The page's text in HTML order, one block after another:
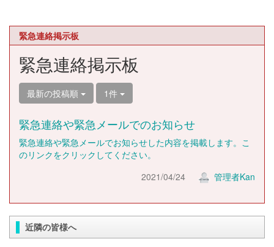
緊急連絡掲示板
緊急連絡掲示板
最新の投稿順 1件
緊急連絡や緊急メールでのお知らせ
緊急連絡や緊急メールでお知らせした内容を掲載します。こ
のリンクをクリックしてください。
2021/04/24
管理者Kan
近隣の皆様へ